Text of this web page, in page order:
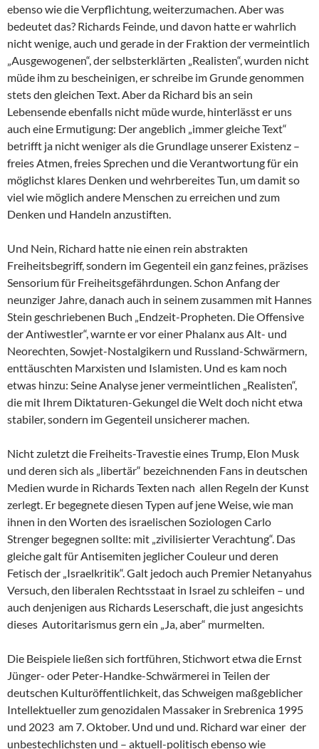
ebenso wie die Verpflichtung, weiterzumachen. Aber was
bedeutet das? Richards Feinde, und davon hatte er wahrlich
nicht wenige, auch und gerade in der Fraktion der vermeintlich
„Ausgewogenen“, der selbsterklärten „Realisten“, wurden nicht
müde ihm zu bescheinigen, er schreibe im Grunde genommen
stets den gleichen Text. Aber da Richard bis an sein
Lebensende ebenfalls nicht müde wurde, hinterlässt er uns
auch eine Ermutigung: Der angeblich „immer gleiche Text“
betrifft ja nicht weniger als die Grundlage unserer Existenz –
freies Atmen, freies Sprechen und die Verantwortung für ein
möglichst klares Denken und wehrbereites Tun, um damit so
viel wie möglich andere Menschen zu erreichen und zum
Denken und Handeln anzustiften.
Und Nein, Richard hatte nie einen rein abstrakten
Freiheitsbegriff, sondern im Gegenteil ein ganz feines, präzises
Sensorium für Freiheitsgefährdungen. Schon Anfang der
neunziger Jahre, danach auch in seinem zusammen mit Hannes
Stein geschriebenen Buch „Endzeit-Propheten. Die Offensive
der Antiwestler“, warnte er vor einer Phalanx aus Alt- und
Neorechten, Sowjet-Nostalgikern und Russland-Schwärmern,
enttäuschten Marxisten und Islamisten. Und es kam noch
etwas hinzu: Seine Analyse jener vermeintlichen „Realisten“,
die mit Ihrem Diktaturen-Gekungel die Welt doch nicht etwa
stabiler, sondern im Gegenteil unsicherer machen.
Nicht zuletzt die Freiheits-Travestie eines Trump, Elon Musk
und deren sich als „libertär“ bezeichnenden Fans in deutschen
Medien wurde in Richards Texten nach allen Regeln der Kunst
zerlegt. Er begegnete diesen Typen auf jene Weise, wie man
ihnen in den Worten des israelischen Soziologen Carlo
Strenger begegnen sollte: mit „zivilisierter Verachtung“. Das
gleiche galt für Antisemiten jeglicher Couleur und deren
Fetisch der „Israelkritik“. Galt jedoch auch Premier Netanyahus
Versuch, den liberalen Rechtsstaat in Israel zu schleifen – und
auch denjenigen aus Richards Leserschaft, die just angesichts
dieses Autoritarismus gern ein „Ja, aber“ murmelten.
Die Beispiele ließen sich fortführen, Stichwort etwa die Ernst
Jünger- oder Peter-Handke-Schwärmerei in Teilen der
deutschen Kulturöffentlichkeit, das Schweigen maßgeblicher
Intellektueller zum genozidalen Massaker in Srebrenica 1995
und 2023 am 7. Oktober. Und und und. Richard war einer der
unbestechlichsten und – aktuell-politisch ebenso wie